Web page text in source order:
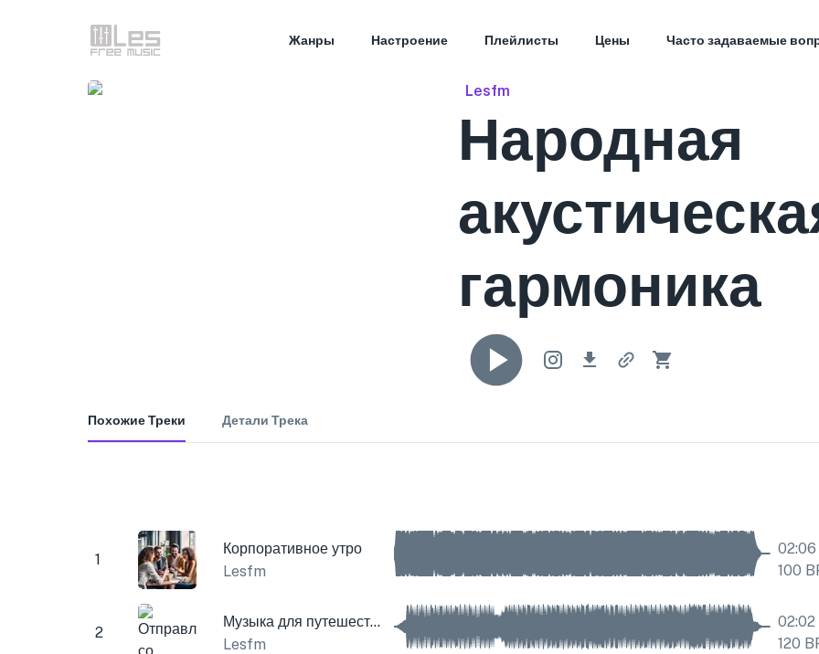
Жанры Настроение Плейлисты Цены Часто задаваемые
Lesfm
Народная
гармоника
Похожие Треки Детали Трека
1
Корпоративное утро
Lesfm
02:06
100
2
Музыка для путешествий
Lesfm
02:02
120